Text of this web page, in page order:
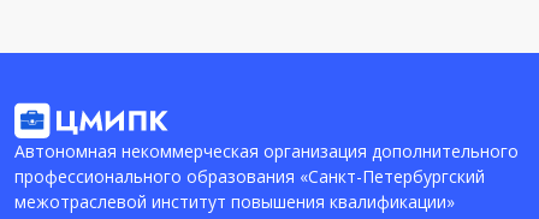
Автономная некоммерческая организация дополнительного
профессионального образования «Санкт-Петербургский
межотраслевой институт повышения квалификации»